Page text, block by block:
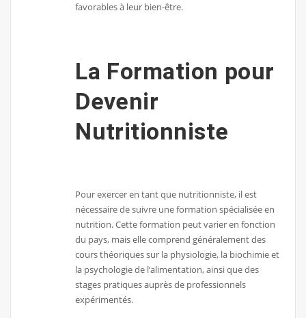
favorables à leur bien-être.
La Formation pour
Devenir
Nutritionniste
Pour exercer en tant que nutritionniste, il est
nécessaire de suivre une formation spécialisée en
nutrition. Cette formation peut varier en fonction
du pays, mais elle comprend généralement des
cours théoriques sur la physiologie, la biochimie et
la psychologie de l’alimentation, ainsi que des
stages pratiques auprès de professionnels
expérimentés.